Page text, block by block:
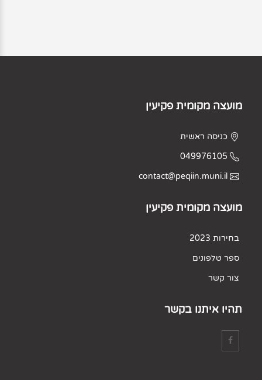
מועצה מקומית פקיעין
כניסה ראשית
049976105
contact@peqiin.muni.il
מועצה מקומית פקיעין
בחירות 2023
ספר טלפונים
צור קשר
תהיו איתנו בקשר